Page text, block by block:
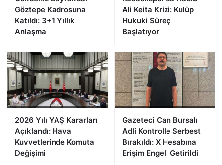
Göztepe Kadrosuna
Katıldı: 3+1 Yıllık
Anlaşma
Ali Keita Krizi: Kulüp
Hukuki Süreç
Başlatıyor
2026 Yılı YAŞ Kararları
Açıklandı: Hava
Kuvvetlerinde Komuta
Değişimi
Gazeteci Can Bursalı
Adli Kontrolle Serbest
Bırakıldı: X Hesabına
Erişim Engeli Getirildi